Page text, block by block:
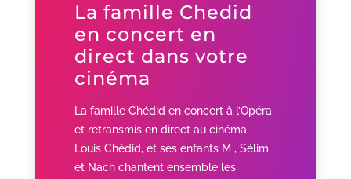
La famille Chedid
en concert en
direct dans votre
cinéma
La famille Chédid en concert à l’Opéra
et retransmis en direct au cinéma.
Louis Chédid, et ses enfants M , Sélim
et Nach chantent ensemble les